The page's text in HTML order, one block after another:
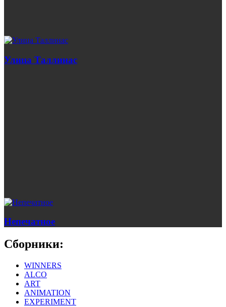
Улица Таллинас
Непечатное
Сборники:
WINNERS
ALCO
ART
ANIMATION
EXPERIMENT